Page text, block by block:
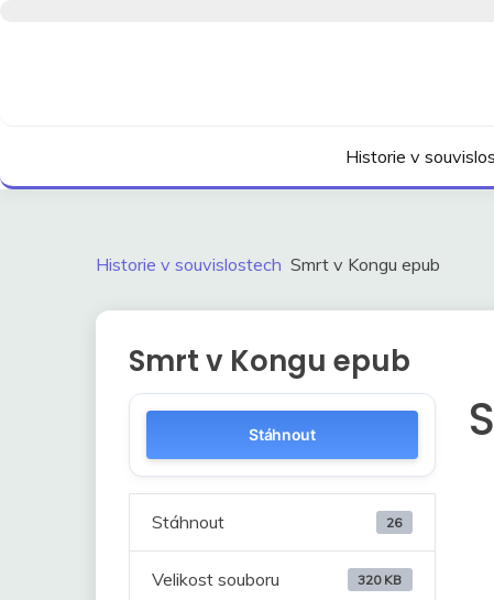
Historie v
Historie v souvislostech Smrt v Kongu epub
Smrt v Kongu epub
Stáhnout
Stáhnout 26
Velikost souboru 320 KB